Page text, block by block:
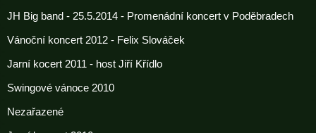
JH Big band - 25.5.2014 - Promenádní koncert v Poděbradech
Vánoční koncert 2012 - Felix Slováček
Jarní kocert 2011 - host Jiří Křídlo
Swingové vánoce 2010
Nezařazené